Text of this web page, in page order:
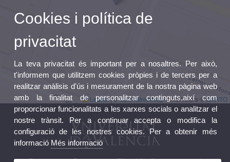
Leaflet|©OpenStreetMapcontributors ©CARTO
Cookies i política de
privacitat
La teva privacitat és important per a nosaltres. Per això,
t'informem que utilitzem cookies pròpies i de tercers per a
realitzar anàlisis d'ús i mesurament de la nostra pàgina web
amb la finalitat de personalitzar continguts,així com
proporcionar funcionalitats a les xarxes socials o analitzar el
nostre trànsit. Per a continuar accepta o modifica la
configuració de les nostres cookies. Per a obtenir més
informació Més informació